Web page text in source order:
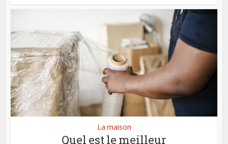
La maison
Quel est le meilleur